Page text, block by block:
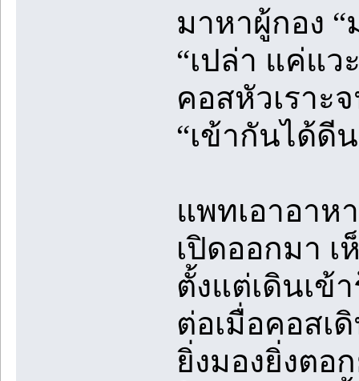
มาหาผู้กอง
“เปล่า แค่แ
คอสหัวเราะ
“เข้ากันได้ดี
แพทเอาอาห
เปิดออกมา
ตั้งแต่เดินเข้
ต่อเมื่อคอสเ
ยิ่งมองยิ่งตอ